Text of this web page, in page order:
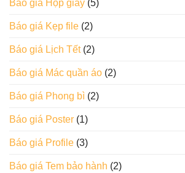
Báo giá Hộp giấy (5)
Báo giá Kẹp file (2)
Báo giá Lịch Tết(2)
Báo giá Mác quần áo (2)
Báo giá Phong bì (2)
Báo giá Poster (1)
Báo giá Profile (3)
Báo giá Tem bảo hành (2)